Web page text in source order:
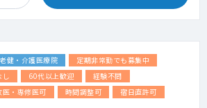
老健・介護医療院
定期非常勤でも募集中
し 60代以上歓迎
経験不問
医・専修医可 時間調整可 宿日直許可